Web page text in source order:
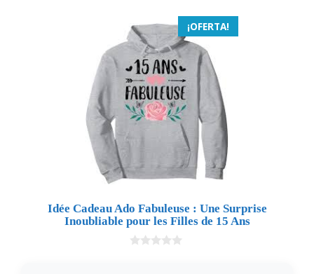
¡OFERTA!
Idée Cadeau Ado Fabuleuse : Une Surprise
Inoubliable pour les Filles de 15 Ans